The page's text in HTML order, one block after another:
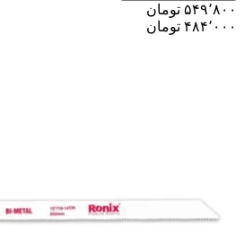
۵۴۹٬۸۰۰ تومان
۴۸۴٬۰۰۰ تومان